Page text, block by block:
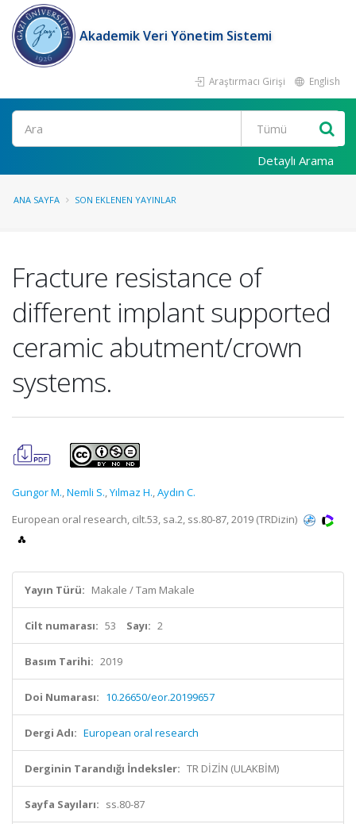
Akademik Veri Yönetim Sistemi
Araştırmacı Girişi English
Ara
Detaylı Arama
ANA SAYFA SON EKLENEN YAYINLAR
Fracture resistance of
different implant supported
ceramic abutment/crown
systems.
Gungor M.,Nemli S.,Yılmaz H.,Aydın C.
European oral research, cilt.53, sa.2, ss.80-87, 2019 (TRDizin)
Yayın Türü: Makale / Tam Makale
Cilt numarası: 53 Sayı: 2
Basım Tarihi: 2019
Doi Numarası: 10.26650/eor.20199657
Dergi Adı: European oral research
Derginin Tarandığı İndeksler: TR DİZİN (ULAKBİM)
Sayfa Sayıları: ss.80-87